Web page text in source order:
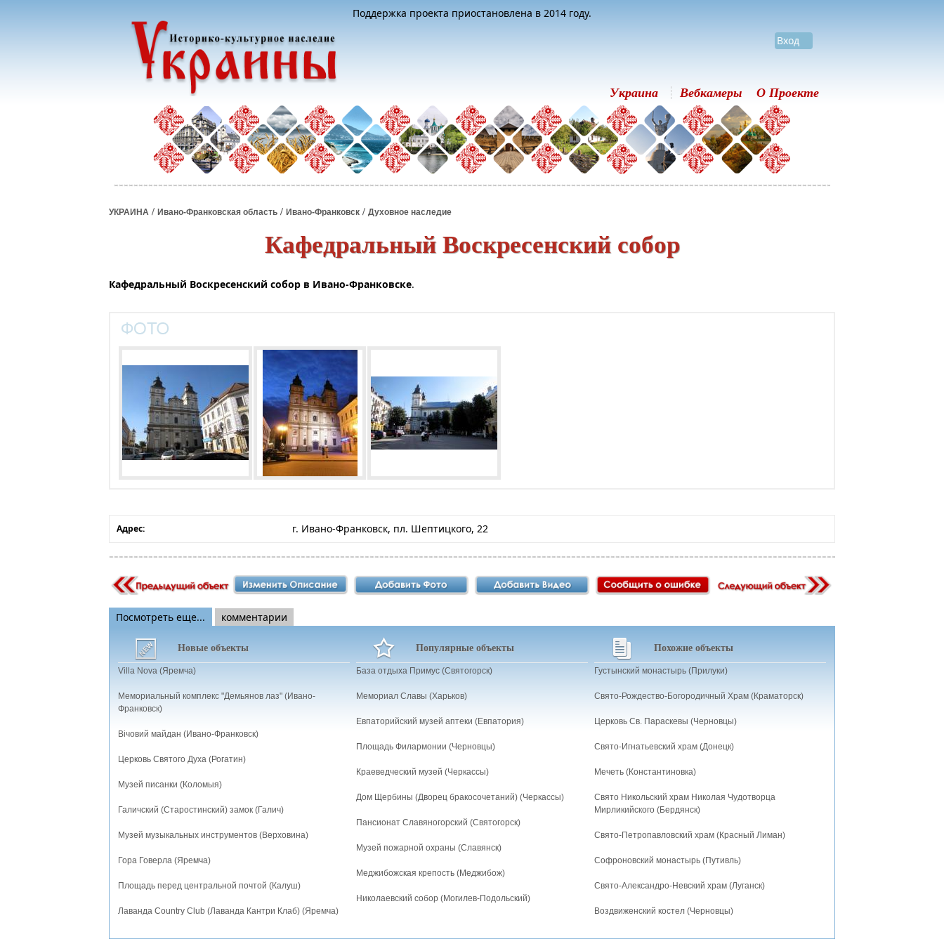
Поддержка проекта приостановлена в 2014 году.
Вход
Украина Вебкамеры О Проекте
УКРАИНА / Ивано-Франковская область / Ивано-Франковск / Духовное наследие
Кафедральный Воскресенский собор
Кафедральный Воскресенский собор в Ивано-Франковске.
Адрес: г. Ивано-Франковск, пл. Шептицкого, 22
Посмотреть еще... комментарии
Новые объекты Популярные объекты Похожие объекты
Villa Nova (Яремча)
Мемориальный комплекс "Демьянов лаз" (Ивано-
Франковск)
Вічовий майдан (Ивано-Франковск)
Церковь Святого Духа (Рогатин)
Музей писанки (Коломыя)
Галичский (Старостинский) замок (Галич)
Музей музыкальных инструментов (Верховина)
Гора Говерла (Яремча)
Площадь перед центральной почтой (Калуш)
Лаванда Country Club (Лаванда Кантри Клаб) (Яремча)
База отдыха Примус (Святогорск)
Мемориал Славы (Харьков)
Евпаторийский музей аптеки (Евпатория)
Площадь Филармонии (Черновцы)
Краеведческий музей (Черкассы)
Дом Щербины (Дворец бракосочетаний) (Черкассы)
Пансионат Славяногорский (Святогорск)
Музей пожарной охраны (Славянск)
Меджибожская крепость (Меджибож)
Николаевский собор (Могилев-Подольский)
Густынский монастырь (Прилуки)
Свято-Рождество-Богородичный Храм (Краматорск)
Церковь Св. Параскевы (Черновцы)
Свято-Игнатьевский храм (Донецк)
Мечеть (Константиновка)
Свято Никольский храм Николая Чудотворца
Мирликийского (Бердянск)
Свято-Петропавловский храм (Красный Лиман)
Софроновский монастырь (Путивль)
Свято-Александро-Невский храм (Луганск)
Воздвиженский костел (Черновцы)